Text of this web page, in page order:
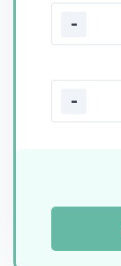
-
-